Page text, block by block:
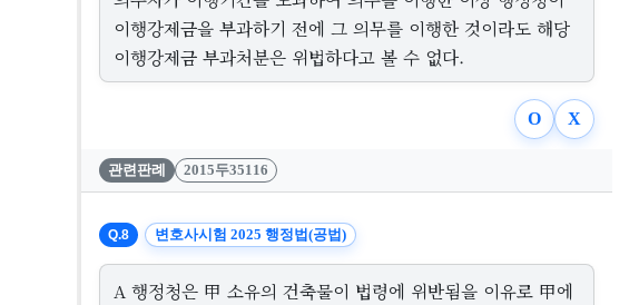
이행강제금을 부과하기 전에 그 의무를 이행한 것이라도 해당
이행강제금 부과처분은 위법하다고 볼 수 없다.
O X
관련판례 2015두35116
Q.8 변호사시험 2025 행정법(공법)
A 행정청은 甲 소유의 건축물이 법령에 위반됨을 이유로 甲에